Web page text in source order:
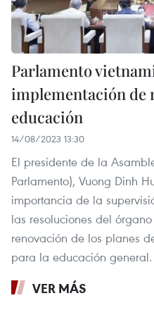
Parlamento
implementación de
educación
14/08/2023 13:30
El presidente de la
Parlamento), Vuong Dinh
importancia de la
las resoluciones del
renovación de los planes
para la educación general.
VER MÁS